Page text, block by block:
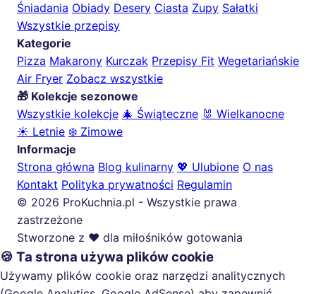
Śniadania Obiady Desery Ciasta Zupy Sałatki
Wszystkie przepisy
Kategorie
Pizza Makarony Kurczak Przepisy Fit Wegetariańskie
Air Fryer Zobacz wszystkie
🎁 Kolekcje sezonowe
Wszystkie kolekcje 🎄 Świąteczne 🐰 Wielkanocne
☀️ Letnie ❄️ Zimowe
Informacje
Strona główna Blog kulinarny 💖 Ulubione O nas
Kontakt Polityka prywatności Regulamin
© 2026 ProKuchnia.pl - Wszystkie prawa
zastrzeżone
Stworzone z ❤️ dla miłośników gotowania
🍪 Ta strona używa plików cookie
Używamy plików cookie oraz narzędzi analitycznych